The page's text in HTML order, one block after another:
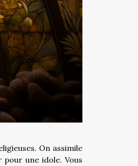
On assimile
une idole. Vous